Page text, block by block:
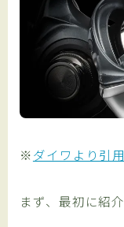
※ダイワより引用
まず、最初に紹